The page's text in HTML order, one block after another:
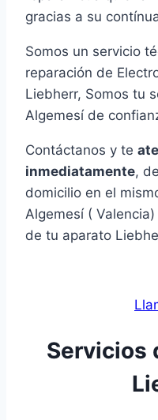
gracias a su
Somos un servicio
reparación de
Liebherr, Somos tu
Algemesí de
Contáctanos y te
inmediatamente,
domicilio en el
Algemesí (
de tu aparato
Servicios